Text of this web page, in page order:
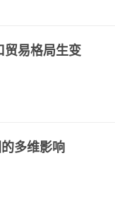
贸易格局生变
多维影响